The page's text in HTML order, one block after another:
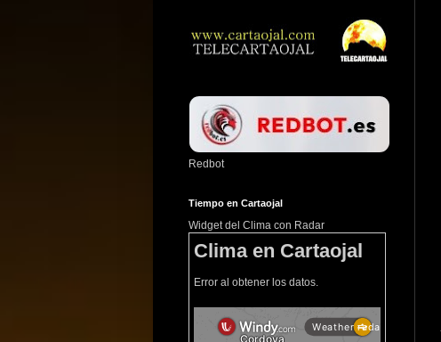
Redbot
Tiempo en Cartaojal
Widget del Clima con Radar
Clima en Cartaojal
Error al obtener los datos.